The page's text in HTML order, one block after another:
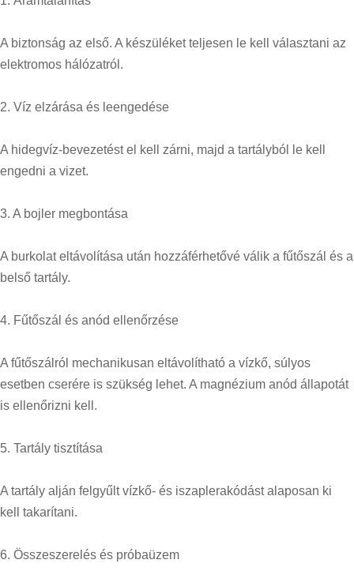
A biztonság az első. A készüléket teljesen le kell választani az
elektromos hálózatról.
2. Víz elzárása és leengedése
A hidegvíz-bevezetést el kell zárni, majd a tartályból le kell
engedni a vizet.
3. A bojler megbontása
A burkolat eltávolítása után hozzáférhetővé válik a fűtőszál és a
belső tartály.
4. Fűtőszál és anód ellenőrzése
A fűtőszálról mechanikusan eltávolítható a vízkő, súlyos
esetben cserére is szükség lehet. A magnézium anód állapotát
is ellenőrizni kell.
5. Tartály tisztítása
A tartály alján felgyűlt vízkő- és iszaplerakódást alaposan ki
kell takarítani.
6. Összeszerelés és próbaüzem